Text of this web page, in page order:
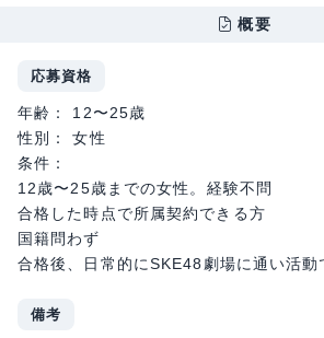
概要
応募資格
年齢： 12〜25歳
性別： 女性
条件：
12歳〜25歳までの女性。経験不問
合格した時点で所属契約できる方
国籍問わず
合格後、日常的にSKE48劇場に通い活動
備考